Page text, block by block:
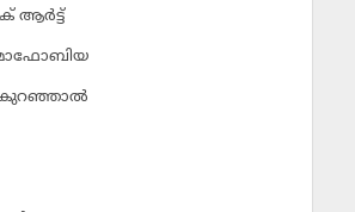
ആര്‍ട്ട്